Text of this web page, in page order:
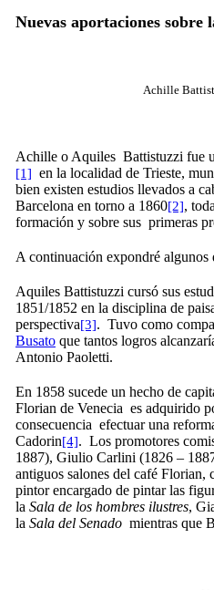
Nuevas aportaciones
Achille
Achille o Aquiles Battistuzzi fue
[1] en la localidad de Trieste,
bien existen estudios llevados a
Barcelona en torno a 1860[2],
formación y sobre sus primeras
A continuación expondré
Aquiles Battistuzzi cursó sus
1851/1852 en la disciplina de
perspectiva[3]. Tuvo como
Busato que tantos logros
Antonio Paoletti.
En 1858 sucede un hecho de
Florian de Venecia es adquirido
consecuencia efectuar una
Cadorin[4]. Los promotores
1887), Giulio Carlini (1826 –
antiguos salones del café Florian,
pintor encargado de pintar las
la Sala de los hombres ilustres,
la Sala del Senado mientras que